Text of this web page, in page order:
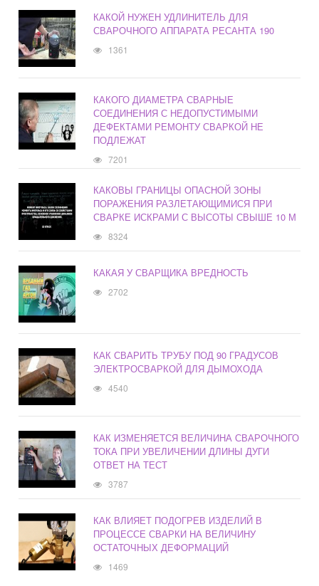
КАКОЙ НУЖЕН УДЛИНИТЕЛЬ ДЛЯ
СВАРОЧНОГО АППАРАТА РЕСАНТА 190
1361
КАКОГО ДИАМЕТРА СВАРНЫЕ
СОЕДИНЕНИЯ С НЕДОПУСТИМЫМИ
ДЕФЕКТАМИ РЕМОНТУ СВАРКОЙ НЕ
ПОДЛЕЖАТ
7201
КАКОВЫ ГРАНИЦЫ ОПАСНОЙ ЗОНЫ
ПОРАЖЕНИЯ РАЗЛЕТАЮЩИМИСЯ ПРИ
СВАРКЕ ИСКРАМИ С ВЫСОТЫ СВЫШЕ 10 М
8324
КАКАЯ У СВАРЩИКА ВРЕДНОСТЬ
2702
КАК СВАРИТЬ ТРУБУ ПОД 90 ГРАДУСОВ
ЭЛЕКТРОСВАРКОЙ ДЛЯ ДЫМОХОДА
4540
КАК ИЗМЕНЯЕТСЯ ВЕЛИЧИНА СВАРОЧНОГО
ТОКА ПРИ УВЕЛИЧЕНИИ ДЛИНЫ ДУГИ
ОТВЕТ НА ТЕСТ
3787
КАК ВЛИЯЕТ ПОДОГРЕВ ИЗДЕЛИЙ В
ПРОЦЕССЕ СВАРКИ НА ВЕЛИЧИНУ
ОСТАТОЧНЫХ ДЕФОРМАЦИЙ
1469